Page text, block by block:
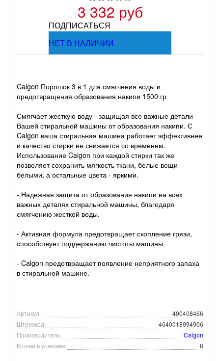
3 332 руб
ПОДПИСАТЬСЯ
НЕТ В НАЛИЧИИ
Calgon Порошок 3 в 1 для смягчения воды и
предотвращения образования накипи 1500 гр
Смягчает жесткую воду - защищая все важные детали
Вашей стиральной машины от образования накипи. С
Calgon ваша стиральная машина работает эффективнее
и качество стирки не снижается со временем.
Использование Calgon при каждой стирки так же
позволяет сохранить мягкость ткани, белые вещи -
белыми, а остальные цвета - яркими.
- Надежная защита от образования накипи на всех
важных деталях стиральной машины, благодаря
смягчению жесткой воды.
- Активная формула предотвращает скопление грязи,
способствует поддержанию чистоты машины.
- Calgon предотвращает появление неприятного запаха
в стиральной машине.
Артикул
400408466
Штрихкод
4640018994906
Производитель
Calgon
Кол-во в упаковке
8